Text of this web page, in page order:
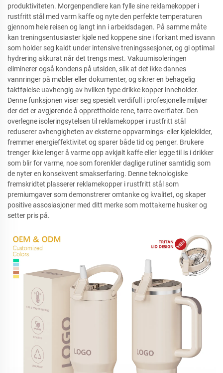
produktiviteten. Morgenpendlere kan fylle sine reklamekopper i
rustfritt stål med varm kaffe og nyte den perfekte temperaturen
gjennom hele reisen og langt inn i arbeidsdagen. På samme måte
kan treningsentusiaster kjøle ned koppene sine i forkant med isvann
som holder seg kaldt under intensive treningssesjoner, og gi optimal
hydrering akkurat når det trengs mest. Vakuumisoleringen
eliminerer også kondens på utsiden, slik at det ikke dannes
vannringer på møbler eller dokumenter, og sikrer en behagelig
taktfølelse uavhengig av hvilken type drikke kopper inneholder.
Denne funksjonen viser seg spesielt verdifull i profesjonelle miljøer
der det er avgjørende å opprettholde rene, tørre overflater. Den
overlegne isoleringsytelsen til reklamekopper i rustfritt stål
reduserer avhengigheten av eksterne oppvarmings- eller kjølekilder,
fremmer energieffektivitet og sparer både tid og penger. Brukere
trenger ikke lenger å varme opp avkjølt kaffe eller legge til is i drikker
som blir for varme, noe som forenkler daglige rutiner samtidig som
de nyter en konsekvent smakserfaring. Denne teknologiske
fremskridtet plasserer reklamekopper i rustfritt stål som
premiumgaver som demonstrerer omtanke og kvalitet, og skaper
positive assosiasjoner med ditt merke som mottakerne husker og
setter pris på.